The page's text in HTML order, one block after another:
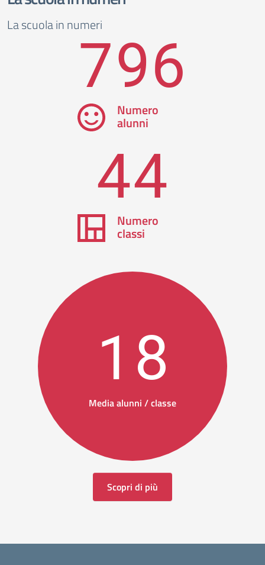
La scuola in numeri796
Numero
alunni
44
Numero
classi
18
Media alunni / classe
Scopri di più